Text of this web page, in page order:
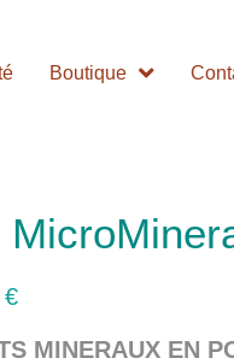
Boutique
€
MINERAUX EN